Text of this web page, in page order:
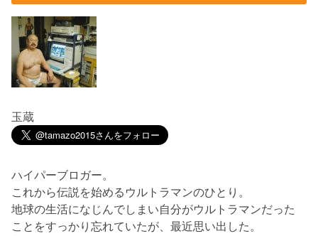
玉蔵
ハイパーブロガー。
これから伝説を始めるウルトラマンのひとり。
地球の生活になじんでしまい自分がウルトラマンだった
ことをすっかり忘れていたが、最近思い出した。